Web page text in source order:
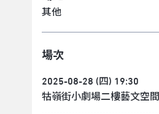
其他
場次
2025-08-28 (四) 19:30
牯嶺街小劇場二樓藝文空間